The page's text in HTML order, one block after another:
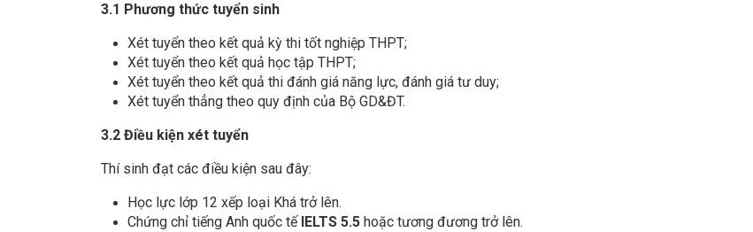
3.1 Phương thức tuyển sinh
Xét tuyển theo kết quả kỳ thi tốt nghiệp THPT;
Xét tuyển theo kết quả học tập THPT;
Xét tuyển theo kết quả thi đánh giá năng lực, đánh giá tư duy;
Xét tuyển thẳng theo quy định của Bộ GD&ĐT.
3.2 Điều kiện xét tuyển
Thí sinh đạt các điều kiện sau đây:
Học lực lớp 12 xếp loại Khá trở lên.
Chứng chỉ tiếng Anh quốc tế IELTS 5.5 hoặc tương đương trở lên.